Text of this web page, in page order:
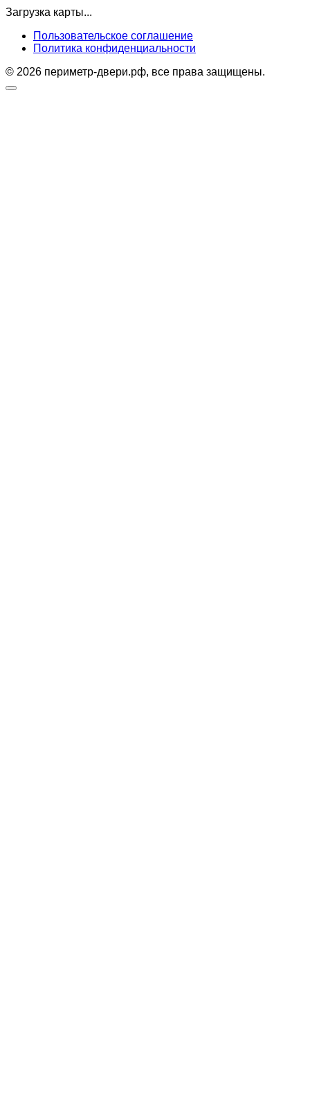
Загрузка карты...
Пользовательское соглашение
Политика конфиденциальности
© 2026 периметр-двери.рф, все права защищены.